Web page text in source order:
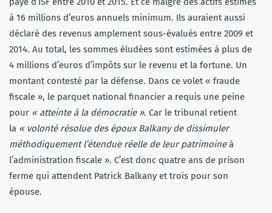
à 16 millions d’euros annuels minimum. Ils auraient aussi
déclaré des revenus amplement sous-évalués entre 2009 et
2014. Au total, les sommes éludées sont estimées à plus de
4 millions d’euros d’impôts sur le revenu et la fortune. Un
montant contesté par la défense. Dans ce volet « fraude
fiscale », le parquet national financier a requis une peine
pour « atteinte à la démocratie ». Car le tribunal retient
la « volonté résolue des époux Balkany de dissimuler
méthodiquement l’étendue réelle de leur patrimoineà
l’administration fiscale ». C’est donc quatre ans de prison
ferme qui attendent Patrick Balkany et trois pour son
épouse.